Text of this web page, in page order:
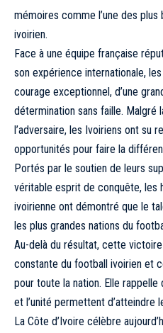
mémoires comme l’une des
ivoirien.
Face à une équipe française
son expérience internationale,
courage exceptionnel, d’une
détermination sans faille. Malgré
l’adversaire, les Ivoiriens ont su
opportunités pour faire la
Portés par le soutien de leurs
véritable esprit de conquête, les
ivoirienne ont démontré que le
les plus grandes nations du
Au-delà du résultat, cette
constante du football ivoirien et
pour toute la nation. Elle
et l’unité permettent d’atteindre
La Côte d’Ivoire célèbre